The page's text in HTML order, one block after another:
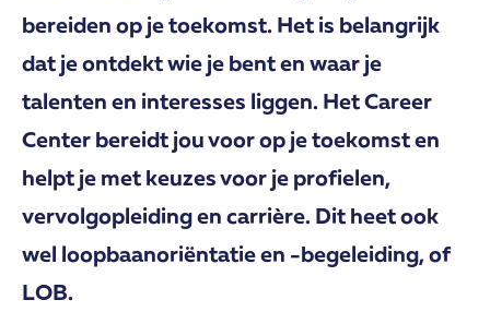
bereiden op je toekomst. Het is belangrijk
dat je ontdekt wie je bent en waar je
talenten en interesses liggen. Het Career
Center bereidt jou voor op je toekomst en
helpt je met keuzes voor je profielen,
vervolgopleiding en carrière. Dit heet ook
wel loopbaanoriëntatie en -begeleiding, of
LOB.